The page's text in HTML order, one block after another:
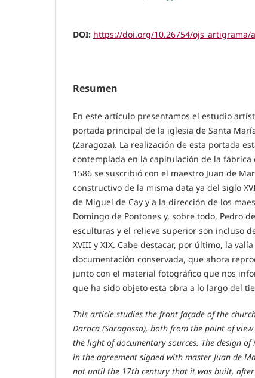
DOI: https://doi.org/10.26754/ojs_artigrama/
Resumen
En este artículo presentamos el estudio
portada principal de la iglesia de Santa
(Zaragoza). La realización de esta portada
contemplada en la capitulación de la
1586 se suscribió con el maestro Juan de
constructivo de la misma data ya del siglo
de Miguel de Cay y a la dirección de los
Domingo de Pontones y, sobre todo, Pedro
esculturas y el relieve superior son incluso
XVIII y XIX. Cabe destacar, por último, la
documentación conservada, que ahora
junto con el material fotográfico que nos
que ha sido objeto esta obra a lo largo del
This article studies the front façade of the
Daroca (Saragossa), both from the point of
the light of documentary sources. The design
in the agreement signed with master Juan de
not until the 17th century that it was built,